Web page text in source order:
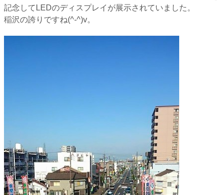
記念してLEDのディスプレイが展示されていました。
稲沢の誇りですね(^-^)v。